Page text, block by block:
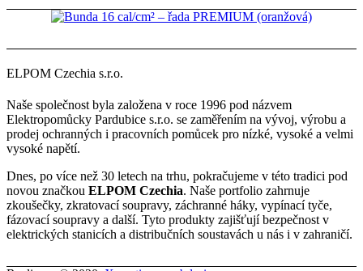
ELPOM Czechia s.r.o.
Naše společnost byla založena v roce 1996 pod názvem
Elektropomůcky Pardubice s.r.o. se zaměřením na vývoj, výrobu a
prodej ochranných i pracovních pomůcek pro nízké, vysoké a velmi
vysoké napětí.
Dnes, po více než 30 letech na trhu, pokračujeme v této tradici pod
novou značkou ELPOM Czechia. Naše portfolio zahrnuje
zkoušečky, zkratovací soupravy, záchranné háky, vypínací tyče,
fázovací soupravy a další. Tyto produkty zajišťují bezpečnost v
elektrických stanicích a distribučních soustavách u nás i v zahraničí.